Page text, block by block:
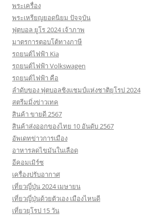
พระเครื่อง
พระเหรียญยอดนิยม ปัจจุบัน
ฟุตบอล ยูโร 2024 เจ้าภาพ
มาตรการตอบโต้ทางภาษี
รถยนต์ไฟฟ้า Kia
รถยนต์ไฟฟ้า Volkswagen
รถยนต์ไฟฟ้า คือ
ลำดับของ ฟุตบอลชิงแชมป์แห่งชาติยุโรป 2024
สตรีมมิ่งข่าวเทค
สินค้า ขายดี 2567
สินค้าส่งออกของไทย 10 อันดับ 2567
อัพเดทข่าวการเมือง
อาหารลดไขมันในเลือด
อีคอมเมิร์ซ
เครื่องปรับอากาศ
เที่ยวญี่ปุ่น 2024 เมษายน
เที่ยวญี่ปุ่นด้วยตัวเอง เมืองไหนดี
เที่ยวยุโรป 15 วัน